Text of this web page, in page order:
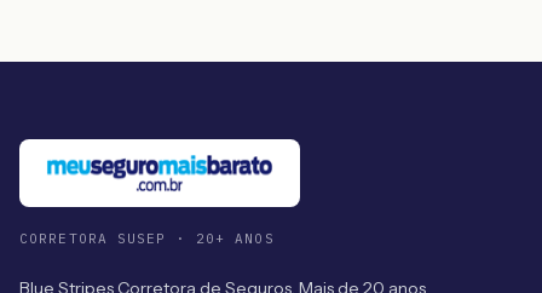
CORRETORA SUSEP · 20+ ANOS
Blue Stripes Corretora de Seguros. Mais de 20 anos